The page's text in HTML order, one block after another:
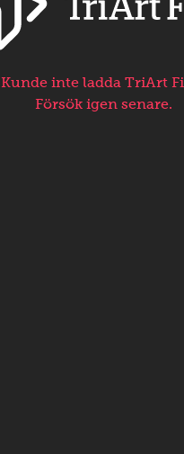
Kunde inte ladda TriArt
Försök igen senare.